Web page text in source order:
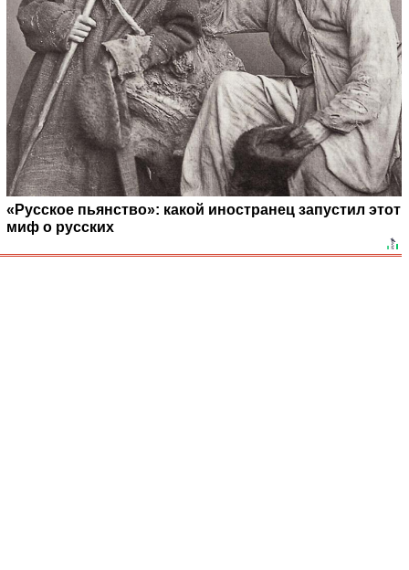
«Русское пьянство»: какой иностранец запустил этот
миф о русских